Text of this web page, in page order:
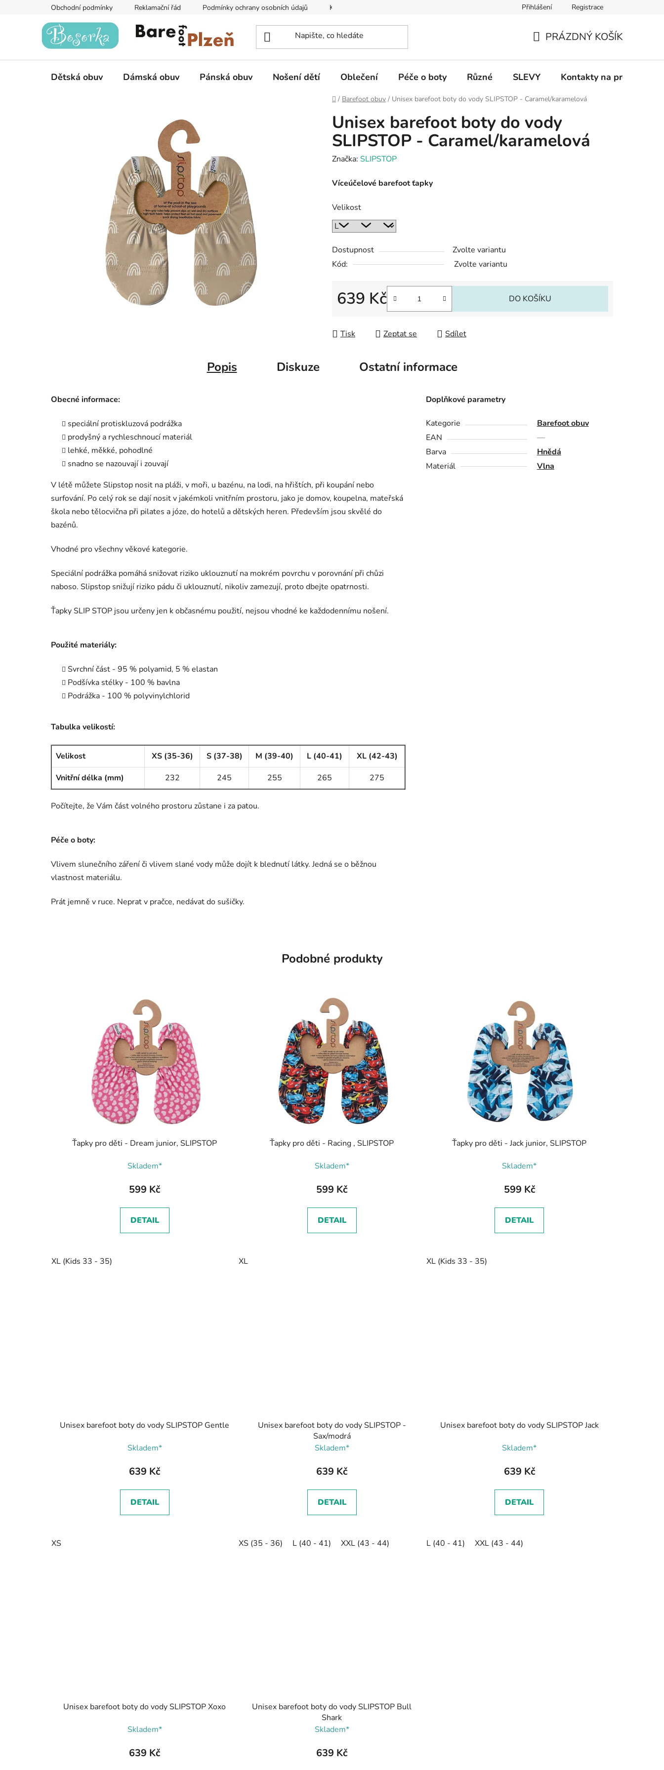
Obchodní podmínky Reklamační řád Podmínky ochrany osobních údajů Kontakty na prodejny Informace k on-line platbám Odstoupení od
Přihlášení Registrace
KOŠÍK
PRÁZDNÝ KOŠÍK
Dětská obuv Dámská obuv Pánská obuv Nošení dětí Oblečení Péče o boty Různé SLEVY Kontakty na prodejny
Domů
/ Barefoot obuv / Unisex barefoot boty do vody SLIPSTOP - Caramel/karamelová
Unisex barefoot boty do vody
SLIPSTOP - Caramel/karamelová
Značka: SLIPSTOP
Víceúčelové barefoot ťapky
Velikost
Dostupnost
Zvolte variantu
Kód:
Zvolte variantu
639 Kč DO KOŠÍKU
Tisk Zeptat se Sdílet
Popis Diskuze Ostatní informace
Obecné informace:
speciální protiskluzová podrážka
prodyšný a rychleschnoucí materiál
lehké, měkké, pohodlné
snadno se nazouvají i zouvají
V létě můžete Slipstop nosit na pláži, v moři, u bazénu, na lodi, na hřištích, při koupání nebo
surfování. Po celý rok se dají nosit v jakémkoli vnitřním prostoru, jako je domov, koupelna, mateřská
škola nebo tělocvična při pilates a józe, do hotelů a dětských heren. Především jsou skvělé do
bazénů.
Vhodné pro všechny věkové kategorie.
Speciální podrážka pomáhá snižovat riziko uklouznutí na mokrém povrchu v porovnání při chůzi
naboso. Slipstop snižují riziko pádu či uklouznutí, nikoliv zamezují, proto dbejte opatrnosti.
Ťapky SLIP STOP jsou určeny jen k občasnému použití, nejsou vhodné ke každodennímu nošení.
Použité materiály:
Svrchní část - 95 % polyamid, 5 % elastan
Podšívka stélky - 100 % bavlna
Podrážka - 100 % polyvinylchlorid
Tabulka velikostí:
Velikost XS (35-36) S (37-38) M (39-40) L (40-41)
XL (42-43)
Vnitřní délka (mm)
232 245 255 265 275
Počítejte, že Vám část volného prostoru zůstane i za patou.
Péče o boty:
Vlivem slunečního záření či vlivem slané vody může dojít k blednutí látky. Jedná se o běžnou
vlastnost materiálu.
Prát jemně v ruce. Neprat v pračce, nedávat do sušičky.
Doplňkové parametry
Kategorie
Barefoot obuv
EAN
—
Barva
Hnědá
Materiál
Vlna
Podobné produkty
Ťapky pro děti - Dream junior, SLIPSTOP
Skladem*
599 Kč
DETAIL
XL (Kids 33 - 35)
Ťapky pro děti - Racing , SLIPSTOP
Skladem*
599 Kč
DETAIL
XL
Ťapky pro děti - Jack junior, SLIPSTOP
Skladem*
599 Kč
DETAIL
XL (Kids 33 - 35)
Unisex barefoot boty do vody SLIPSTOP Gentle
Skladem*
639 Kč
DETAIL
XS
Unisex barefoot boty do vody SLIPSTOP -
Sax/modrá
Skladem*
639 Kč
DETAIL
XS (35 - 36) L (40 - 41) XXL (43 - 44)
Unisex barefoot boty do vody SLIPSTOP Jack
Skladem*
639 Kč
DETAIL
L (40 - 41) XXL (43 - 44)
Unisex barefoot boty do vody SLIPSTOP Xoxo
Skladem*
639 Kč
Unisex barefoot boty do vody SLIPSTOP Bull
Shark
Skladem*
639 Kč